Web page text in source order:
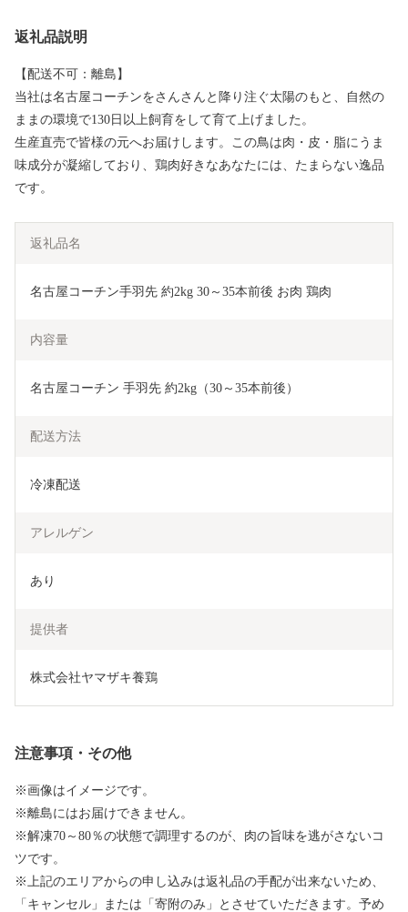
返礼品説明
【配送不可：離島】
当社は名古屋コーチンをさんさんと降り注ぐ太陽のもと、自然の
ままの環境で130日以上飼育をして育て上げました。
生産直売で皆様の元へお届けします。この鳥は肉・皮・脂にうま
味成分が凝縮しており、鶏肉好きなあなたには、たまらない逸品
です。
返礼品名
名古屋コーチン手羽先 約2kg 30～35本前後 お肉 鶏肉
内容量
名古屋コーチン 手羽先 約2kg（30～35本前後）
配送方法
冷凍配送
アレルゲン
あり
提供者
株式会社ヤマザキ養鶏
注意事項・その他
※画像はイメージです。
※離島にはお届けできません。
※解凍70～80％の状態で調理するのが、肉の旨味を逃がさないコ
ツです。
※上記のエリアからの申し込みは返礼品の手配が出来ないため、
「キャンセル」または「寄附のみ」とさせていただきます。予め